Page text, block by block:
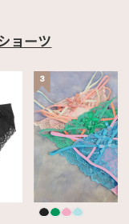
ョーツ
3